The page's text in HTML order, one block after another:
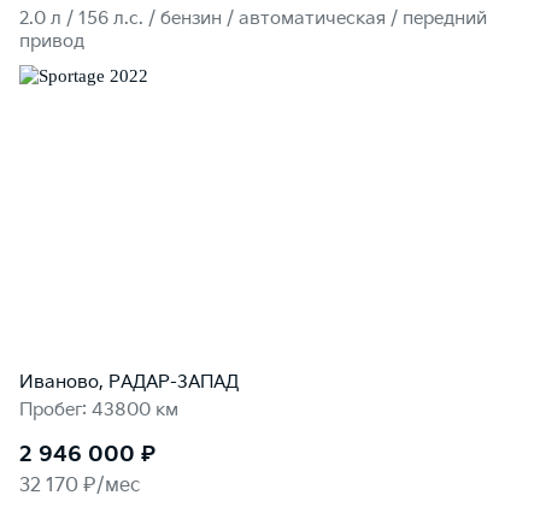
2.0 л / 156 л.c. / бензин / автоматическая / передний
привод
Иваново, РАДАР-ЗАПАД
Пробег: 43800 км
2 946 000 ₽
32 170 ₽/мес